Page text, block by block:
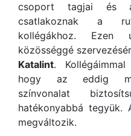
csoport tagjai és a
csatlakoznak a
kollégákhoz. Ezen
közösséggé
Katalint.
hogy az eddig
színvonalat
hatékonyabbá tegyük.
megváltozik.